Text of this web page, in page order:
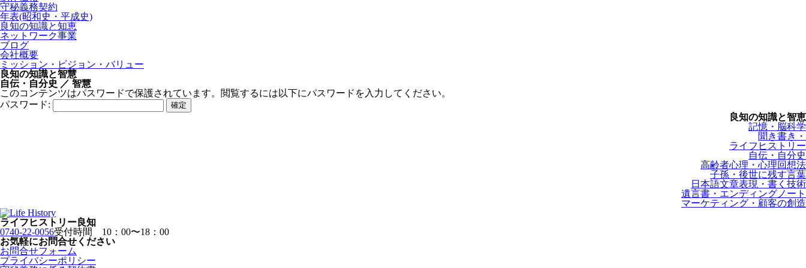
守秘義務契約
年表(昭和史・平成史)
良知の知識と知恵
ネットワーク事業
ブログ
会社概要
ミッション・ビジョン・バリュー
良知の知識と智慧
自伝・自分史 ／ 智慧
このコンテンツはパスワードで保護されています。閲覧するには以下にパスワードを入力してください。
パスワード:
良知の知識と智恵
記憶・脳科学
聞き書き・
ライフヒストリー
自伝・自分史
高齢者心理・心理回想法
子孫・後世に残す言葉
日本語文章表現・書く技術
遺言書・エンディングノート
マーケティング・顧客の創造
ライフヒストリー良知
0740-22-0056受付時間 10：00〜18：00
お気軽にお問合せください
お問合せフォーム
プライバシーポリシー